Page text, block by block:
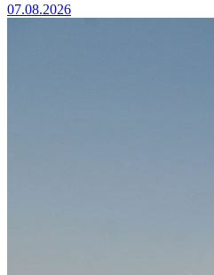
07.08.2026